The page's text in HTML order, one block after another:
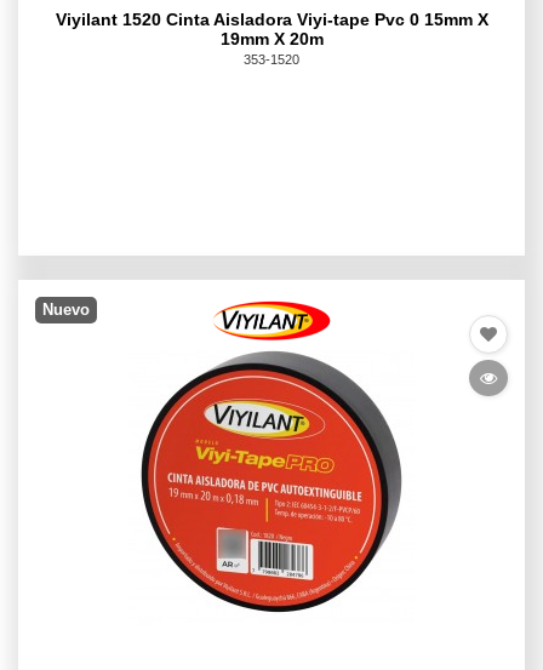
Viyilant 1520 Cinta Aisladora Viyi-tape Pvc 0 15mm X
19mm X 20m
353-1520
Nuevo